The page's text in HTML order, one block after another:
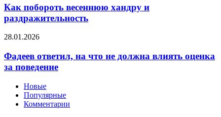
весеннюю
хандру
и
Как побороть весеннюю хандру и
раздражительность
Фадеев
на
что
не
влиять
оценка
28.01.2026
Фадеев ответил, на что не должна влиять оценка
за поведение
Новые
Популярные
Комментарии